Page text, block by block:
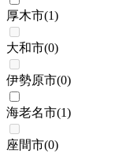
厚木市(1)
大和市(0)
伊勢原市(0)
海老名市(1)
座間市(0)